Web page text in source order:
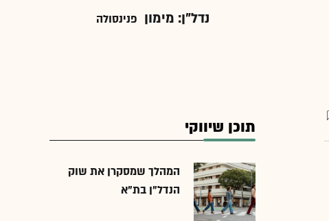
נדל"ן: מימון פנינסולה
תוכן שיווקי
המהלך שמסקרן את שוק
הנדל"ן בת"א